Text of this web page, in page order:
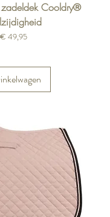
zadeldek Cooldry®
Prijs
€ 49,95